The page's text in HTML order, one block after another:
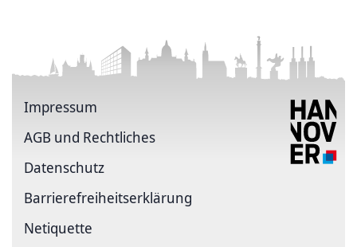
Impressum
AGB und Rechtliches
Datenschutz
Barriere­freiheits­erklärung
Netiquette